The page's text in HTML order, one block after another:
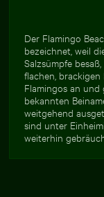
Der Flamingo
bezeichnet, weil
Salzsümpfe
flachen,
Flamingos an und
bekannten
weitgehend
sind unter
weiterhin